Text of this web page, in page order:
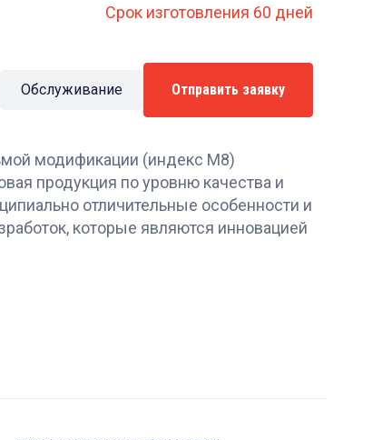
Срок изготовления 60 дней
Обслуживание Отправить заявку
модификации (индекс М8)
продукция по уровню качества и
отличительные особенности и
которые являются инновацией